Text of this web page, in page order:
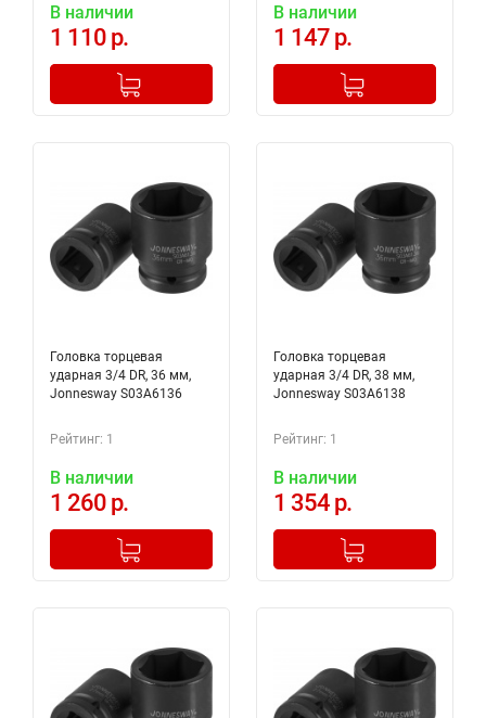
В наличии
1 110 р.
+
Добавлено в корзину
В наличии
1 147 р.
+
Добавлено в корзину
Головка торцевая
ударная 3/4 DR, 36 мм,
Jonnesway S03A6136
Рейтинг: 1
В наличии
1 260 р.
+
Добавлено в корзину
Головка торцевая
ударная 3/4 DR, 38 мм,
Jonnesway S03A6138
Рейтинг: 1
В наличии
1 354 р.
+
Добавлено в корзину